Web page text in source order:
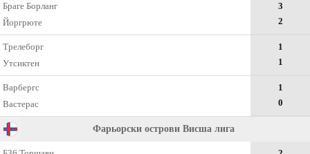
Браге Борланг
Йоргрюте
3
2
Трелеборг
Утсиктен
1
1
Варбергс
Вастерас
1
0
Фарьорски острови Висша лига